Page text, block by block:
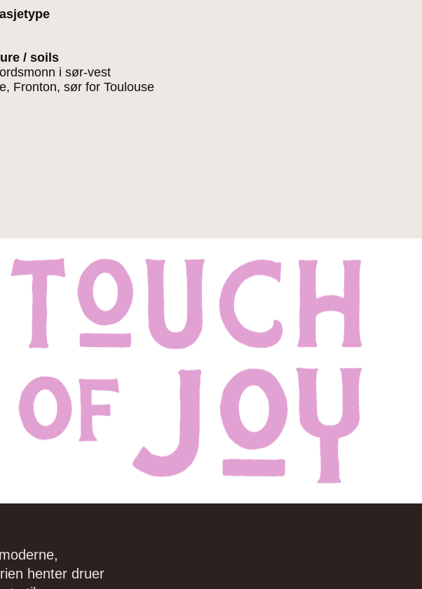
/ soils
i sør-vest
Fronton, sør for Toulouse
henter druer